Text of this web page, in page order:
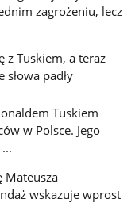
zagrożeniu, lecz
z Tuskiem, a teraz
padły
Tuskiem
w Polsce. Jego
Mateusza
wskazuje wprost